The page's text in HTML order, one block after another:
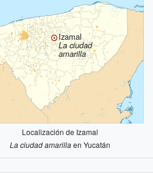
Izamal
La ciudad
amarilla
Localización de Izamal
La ciudad amarillaen Yucatán